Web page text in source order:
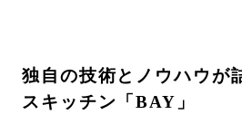
独自の技術とノウハウが
スキッチン「BAY」